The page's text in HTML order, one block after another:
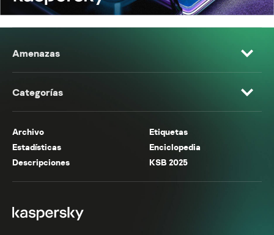
Amenazas
Categorías
Archivo
Etiquetas
Estadísticas
Enciclopedia
Descripciones
KSB 2025